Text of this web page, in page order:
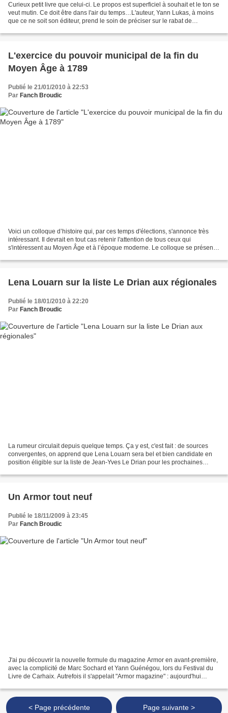
Curieux petit livre que celui-ci. Le propos est superficiel à souhait et le ton se
veut mutin. Ce doit être dans l'air du temps…L'auteur, Yann Lukas, à moins
que ce ne soit son éditeur, prend le soin de préciser sur le rabat de
L'exercice du pouvoir municipal de la fin du
Moyen Âge à 1789
Publié le 21/01/2010 à 22:53
Par Fanch Broudic
Voici un colloque d’histoire qui, par ces temps d'élections, s'annonce très
intéressant. Il devrait en tout cas retenir l'attention de tous ceux qui
s'intéressent au Moyen Âge et à l’époque moderne. Le colloque se présente
Lena Louarn sur la liste Le Drian aux régionales
Publié le 18/01/2010 à 22:20
Par Fanch Broudic
La rumeur circulait depuis quelque temps. Ça y est, c'est fait : de sources
convergentes, on apprend que Lena Louarn sera bel et bien candidate en
position éligible sur la liste de Jean-Yves Le Drian pour les prochaines
Un Armor tout neuf
Publié le 18/11/2009 à 23:45
Par Fanch Broudic
J'ai pu découvrir la nouvelle formule du magazine Armor en avant-première,
avec la complicité de Marc Sochard et Yann Guénégou, lors du Festival du
Livre de Carhaix. Autrefois il s'appelait "Armor magazine" : aujourd'hui
< Page précédente Page suivante >